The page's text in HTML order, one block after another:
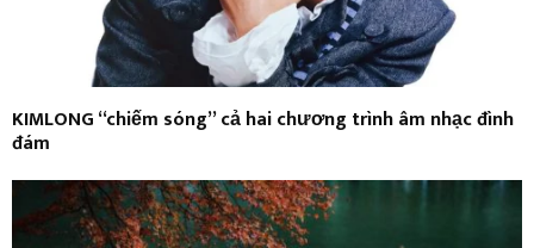
KIMLONG “chiếm sóng” cả hai chương trình âm nhạc đình
đám